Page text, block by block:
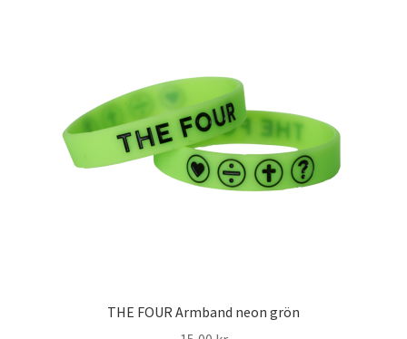
THE FOUR Armband neon grön